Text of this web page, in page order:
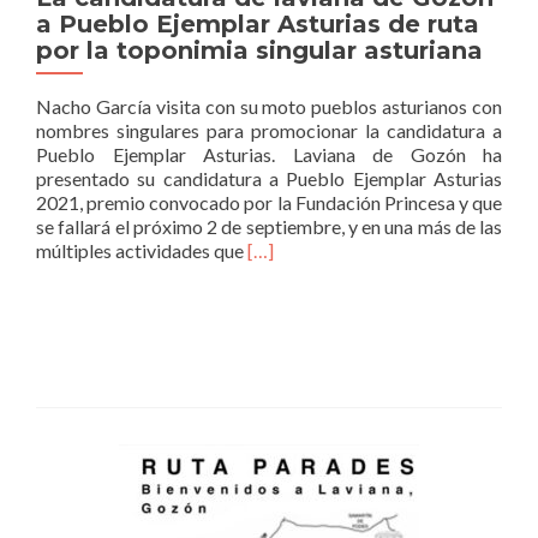
a Pueblo Ejemplar Asturias de ruta
por la toponimia singular asturiana
Nacho García visita con su moto pueblos asturianos con
nombres singulares para promocionar la candidatura a
Pueblo Ejemplar Asturias. Laviana de Gozón ha
presentado su candidatura a Pueblo Ejemplar Asturias
2021, premio convocado por la Fundación Princesa y que
se fallará el próximo 2 de septiembre, y en una más de las
múltiples actividades queRead
a
Pueblo
Ejemplar
[…]